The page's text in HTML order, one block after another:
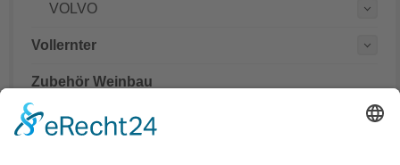
VOLVO
Vollernter
Zubehör Weinbau